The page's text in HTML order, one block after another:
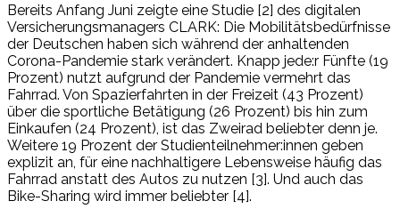
Bereits Anfang Juni zeigte eine Studie [2] des digitalen
Versicherungsmanagers CLARK: Die Mobilitätsbedürfnisse
der Deutschen haben sich während der anhaltenden
Corona-Pandemie stark verändert. Knapp jede:r Fünfte (19
Prozent) nutzt aufgrund der Pandemie vermehrt das
Fahrrad. Von Spazierfahrten in der Freizeit (43 Prozent)
über die sportliche Betätigung (26 Prozent) bis hin zum
Einkaufen (24 Prozent), ist das Zweirad beliebter denn je.
Weitere 19 Prozent der Studienteilnehmer:innen geben
explizit an, für eine nachhaltigere Lebensweise häufig das
Fahrrad anstatt des Autos zu nutzen [3]. Und auch das
Bike-Sharing wird immer beliebter [4].